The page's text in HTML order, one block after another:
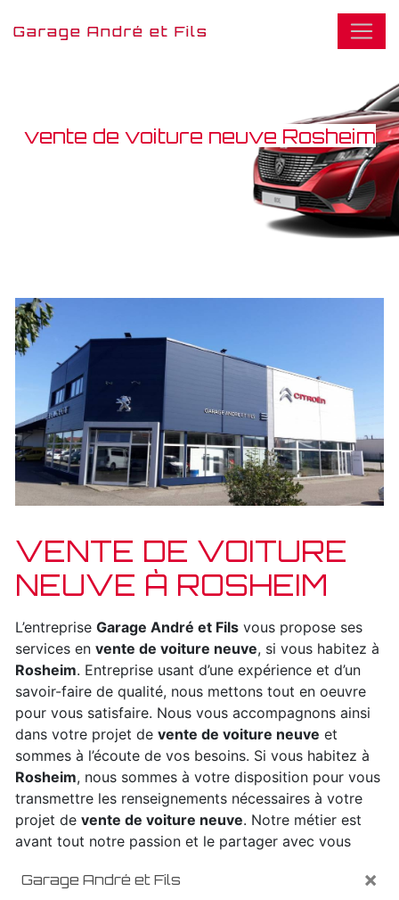
Garage André et Fils ×
Garage André et Fils
vente de voiture neuve Rosheim
VENTE DE VOITURE
NEUVE À ROSHEIM
L’entreprise Garage André et Fils vous propose ses
services en vente de voiture neuve, si vous habitez à
Rosheim. Entreprise usant d’une expérience et d’un
savoir-faire de qualité, nous mettons tout en oeuvre
pour vous satisfaire. Nous vous accompagnons ainsi
dans votre projet de vente de voiture neuve et
sommes à l’écoute de vos besoins. Si vous habitez à
Rosheim, nous sommes à votre disposition pour vous
transmettre les renseignements nécessaires à votre
projet de vente de voiture neuve. Notre métier est
avant tout notre passion et le partager avec vous
notre équipe est qualifiée et travaille avec propreté et